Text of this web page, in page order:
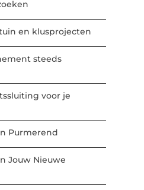
en klusprojecten
steeds
voor je
Purmerend
Jouw Nieuwe